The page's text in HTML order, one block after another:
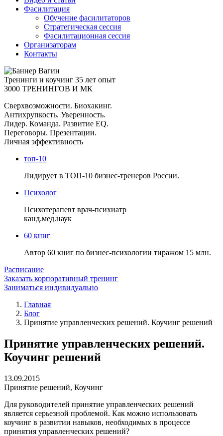
Фасилитация
Обучение фасилитаторов
Стратегическая сессия
Фасилитационная сессия
Организаторам
Контакты
Тренинги и коучинг 35 лет опыт
3000 ТРЕНИНГОВ И МК
Сверхвозможности. Биохакинг.
Антихрупкость. Уверенность.
Лидер. Команда. Развитие EQ.
Переговоры. Презентации.
Личная эффективность
топ-10
Лидирует в ТОП-10 бизнес-тренеров России.
Психолог
Психотерапевт врач-психиатр
канд.мед.наук
60 книг
Автор 60 книг по бизнес-психологии тиражом 15 млн.
Расписание
Заказать корпоративный тренинг
Заниматься индивидуально
Главная
Блог
Принятие управленческих решений. Коучинг решений
Принятие управленческих решений.
Коучинг решений
13.09.2015
Принятие решений, Коучинг
Для руководителей принятие управленческих решений
является серьезной проблемой. Как можно использовать
коучинг в развитии навыков, необходимых в процессе
принятия управленческих решений?